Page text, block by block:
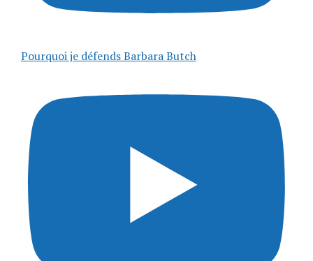
Pourquoi je défends Barbara Butch